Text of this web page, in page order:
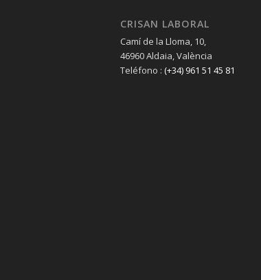
CRISAN LABORAL
Camí de la Lloma, 10,
46960 Aldaia, València
Teléfono :(+34) 961 51 45 81